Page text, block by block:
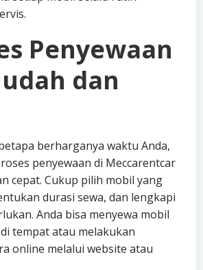
Penyewaan
dan
berharganya waktu Anda,
penyewaan di Meccarentcar
cepat. Cukup pilih mobil yang
durasi sewa, dan lengkapi
Anda bisa menyewa mobil
tempat atau melakukan
online melalui website atau